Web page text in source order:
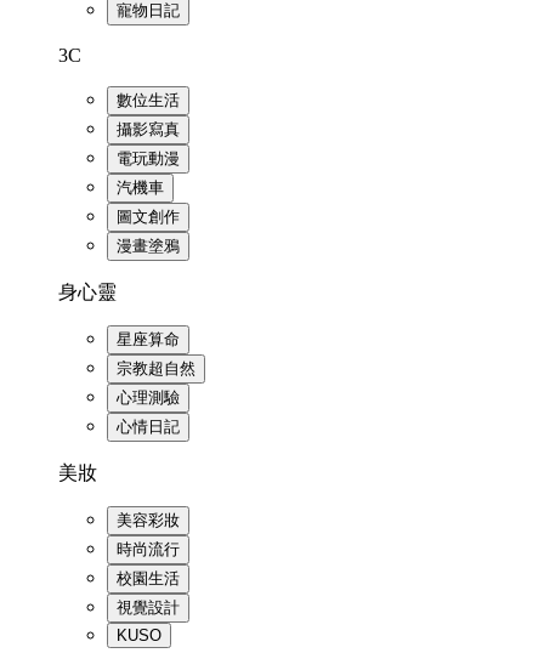
寵物日記
3C
數位生活
攝影寫真
電玩動漫
汽機車
圖文創作
漫畫塗鴉
身心靈
星座算命
宗教超自然
心理測驗
心情日記
美妝
美容彩妝
時尚流行
校園生活
視覺設計
KUSO